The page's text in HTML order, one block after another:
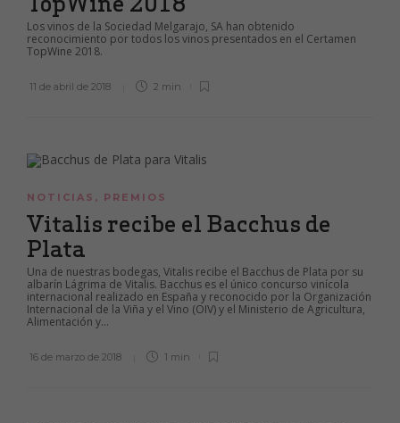
Los vinos de la Sociedad Melgarajo, SA han obtenido
reconocimiento por todos los vinos presentados en el Certamen
TopWine 2018.
11 de abril de 2018 2 min
NOTICIAS , PREMIOS
Vitalis recibe el Bacchus de
Plata
Una de nuestras bodegas, Vitalis recibe el Bacchus de Plata por su
albarín Lágrima de Vitalis. Bacchus es el único concurso vinícola
internacional realizado en España y reconocido por la Organización
Internacional de la Viña y el Vino (OIV) y el Ministerio de Agricultura,
Alimentación y...
16 de marzo de 2018 1 min